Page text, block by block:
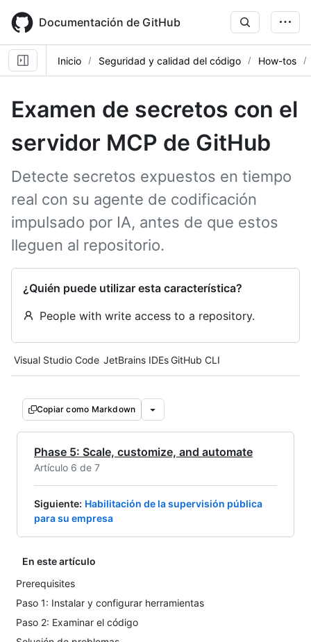
main
content
Documentación de GitHub
Inicio Seguridad y calidad del código How-tos
Examen de secretos con el
servidor MCP de GitHub
Detecte secretos expuestos en tiempo
real con su agente de codificación
impulsado por IA, antes de que estos
lleguen al repositorio.
¿Quién puede utilizar esta característica?
People with write access to a repository.
Tool navigation
Visual Studio Code JetBrains IDEs GitHub CLI
Copiar como Markdown
Phase 5: Scale, customize, and automate
Artículo 6 de 7
Siguiente: Habilitación de la supervisión pública
para su empresa
En este artículo
Prerequisites
Paso 1: Instalar y configurar herramientas
Paso 2: Examinar el código